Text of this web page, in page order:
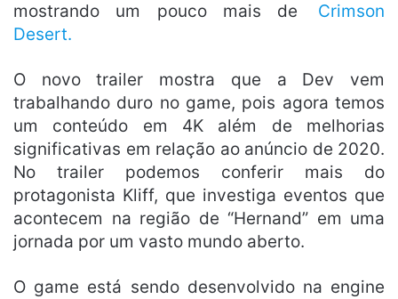
mostrando um pouco mais de
Crimson
Desert.
O novo trailer mostra que a Dev vem
trabalhando duro no game, pois agora temos
um conteúdo em 4K além de melhorias
significativas em relação ao anúncio de 2020.
No trailer podemos conferir mais do
protagonista Kliff, que investiga eventos que
acontecem na região de “Hernand” em uma
jornada por um vasto mundo aberto.
O game está sendo desenvolvido na engine